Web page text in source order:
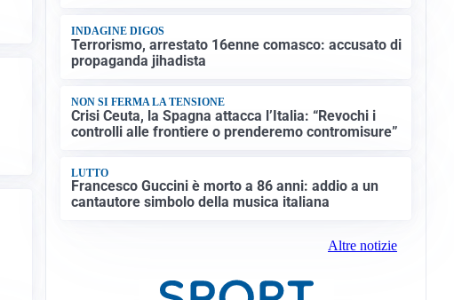
INDAGINE DIGOS
Terrorismo, arrestato 16enne comasco: accusato di
propaganda jihadista
NON SI FERMA LA TENSIONE
Crisi Ceuta, la Spagna attacca l’Italia: “Revochi i
controlli alle frontiere o prenderemo contromisure”
LUTTO
Francesco Guccini è morto a 86 anni: addio a un
cantautore simbolo della musica italiana
Altre notizie